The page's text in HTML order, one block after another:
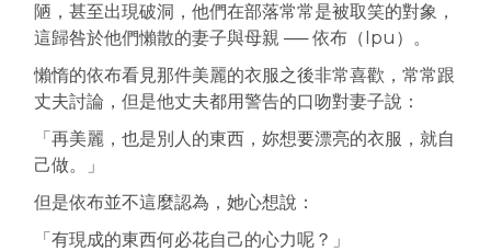
陋，甚至出現破洞，他們在部落常常是被取笑的對象，
這歸咎於他們懶散的妻子與母親 ── 依布（Ipu）。
懶惰的依布看見那件美麗的衣服之後非常喜歡，常常跟
丈夫討論，但是他丈夫都用警告的口吻對妻子說：
「再美麗，也是別人的東西，妳想要漂亮的衣服，就自
己做。」
但是依布並不這麼認為，她心想說：
「有現成的東西何必花自己的心力呢？」